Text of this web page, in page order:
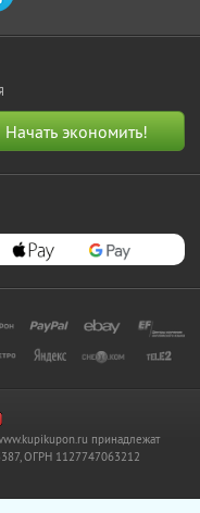
принадлежат
ОГРН 1127747063212